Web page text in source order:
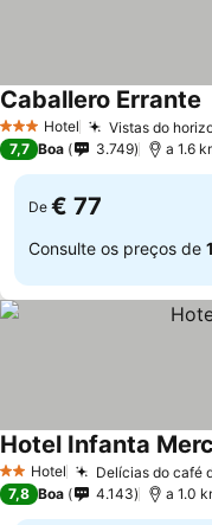
3 EstrelasHotel Vistas do
Caballero Errante
7,7 Boa 3.749 a 1.6
De € 77
Consulte os preços de
2 Estrelas
Hotel Delícias do café
Hotel Infanta
7,8 Boa 4.143 a 1.0